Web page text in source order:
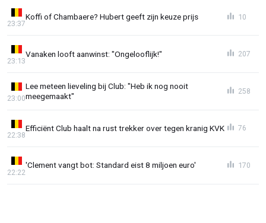
Koffi of Chambaere? Hubert geeft zijn keuze prijs
23:37
10
Vanaken looft aanwinst: "Ongelooflijk!"
23:13
207
Lee meteen lieveling bij Club: "Heb ik nog nooit
meegemaakt"
23:00
258
Efficiënt Club haalt na rust trekker over tegen kranig KVK
22:38
76
'Clement vangt bot: Standard eist 8 miljoen euro'
22:22
170